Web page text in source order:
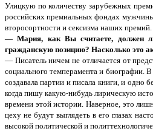
Улицкую по количеству зарубежных
российских премиальных фондах
второсортности и сексизма наших премий.
— Мария, как Вы считаете, должен ли
гражданскую позицию? Насколько это
— Писатель ничем не отличается от
социального темперамента и биографии.
создавала партии и писала книги, и одно
когда пишу какую-нибудь лирическую
времени этой истории. Наверное, это
цеху не будут выглядеть в его глазах
высокой политической и